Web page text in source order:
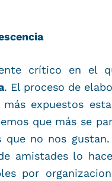
crítico en el
. El proceso de
expuestos
que más se
que no nos
amistades lo
por